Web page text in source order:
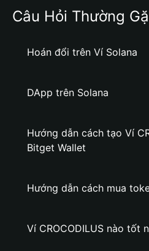
Câu Hỏi Thường
Hoán đổi trên Ví Solana
DApp trên Solana
Hướng dẫn cách tạo Ví
Bitget Wallet
Hướng dẫn cách mua
Ví CROCODILUS nào tốt